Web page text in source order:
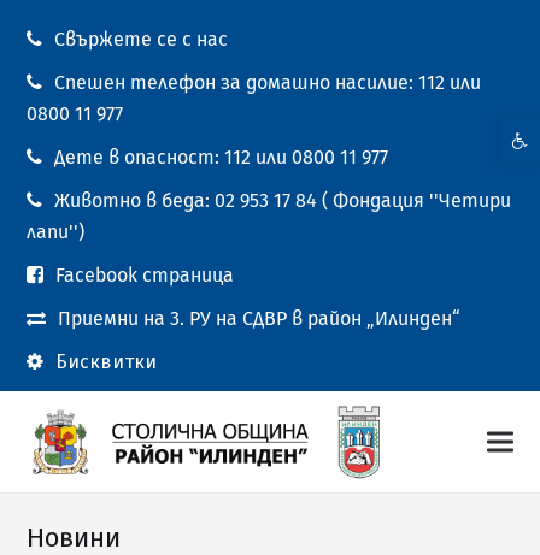
Свържете се с нас
Спешен телефон за домашно насилие: 112 или
0800 11 977
Дете в опасност: 112 или 0800 11 977
Животно в беда: 02 953 17 84 ( Фондация ''Четири
лапи'')
Facebook страница
Приемни на 3. РУ на СДВР в район „Илинден“
Бисквитки
Новини